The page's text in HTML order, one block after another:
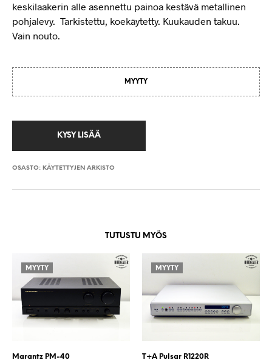
keskilaakerin alle asennettu painoa kestävä metallinen
pohjalevy. Tarkistettu, koekäytetty. Kuukauden takuu.
Vain nouto.
MYYTY
OSASTO: KÄYTETTYJEN ARKISTO
TUTUSTU MYÖS
MYYTY
Marantz PM-40
MYYTY
T+A Pulsar R1220R